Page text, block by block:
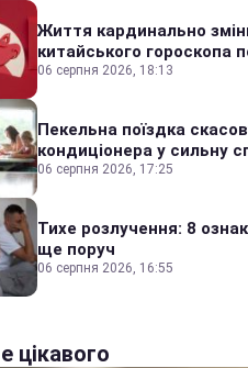
Життя кардинально
китайського гороскопа
06 серпня 2026, 18:13
Пекельна поїздка
кондиціонера у сильну
06 серпня 2026, 17:25
Тихе розлучення: 8
ще поруч
06 серпня 2026, 16:55
цікавого